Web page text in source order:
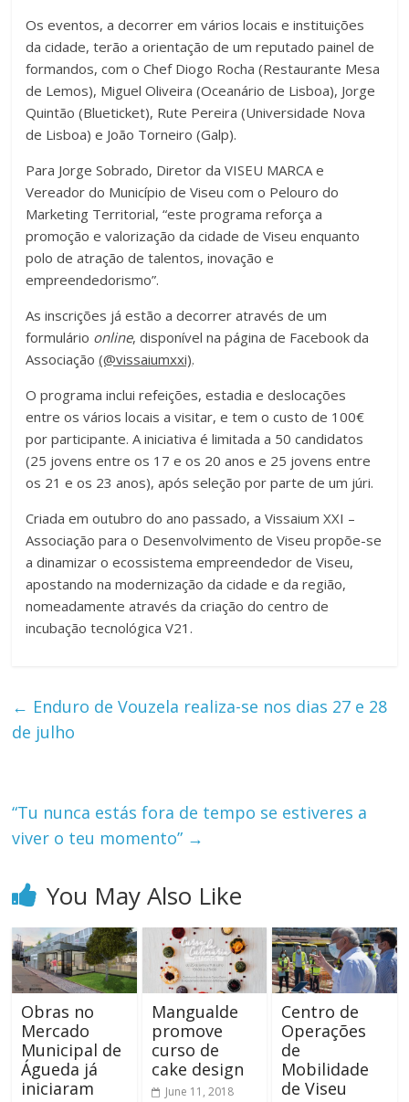
Os eventos, a decorrer em vários locais e instituições
da cidade, terão a orientação de um reputado painel de
formandos, com o Chef Diogo Rocha (Restaurante Mesa
de Lemos), Miguel Oliveira (Oceanário de Lisboa), Jorge
Quintão (Blueticket), Rute Pereira (Universidade Nova
de Lisboa) e João Torneiro (Galp).
Para Jorge Sobrado, Diretor da VISEU MARCA e
Vereador do Município de Viseu com o Pelouro do
Marketing Territorial, “este programa reforça a
promoção e valorização da cidade de Viseu enquanto
polo de atração de talentos, inovação e
empreendedorismo”.
As inscrições já estão a decorrer através de um
formulário online, disponível na página de Facebook da
Associação(@vissaiumxxi).
O programa inclui refeições, estadia e deslocações
entre os vários locais a visitar, e tem o custo de 100€
por participante. A iniciativa é limitada a 50 candidatos
(25 jovens entre os 17 e os 20 anos e 25 jovens entre
os 21 e os 23 anos), após seleção por parte de um júri.
Criada em outubro do ano passado, a Vissaium XXI –
Associação para o Desenvolvimento de Viseu propõe-se
a dinamizar o ecossistema empreendedor de Viseu,
apostando na modernização da cidade e da região,
nomeadamente através da criação do centro de
incubação tecnológica V21.
← Enduro de Vouzela realiza-se nos dias 27 e 28
de julho
“Tu nunca estás fora de tempo se estiveres a
viver o teu momento” →
You May Also Like
Obras no
Mercado
Municipal de
Águeda já
iniciaram
Mangualde
promove
curso de
cake design
June 11, 2018
Centro de
Operações
de
Mobilidade
de Viseu